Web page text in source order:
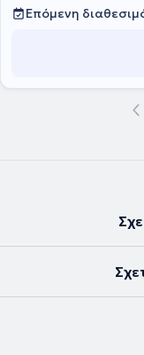
Επόμενη